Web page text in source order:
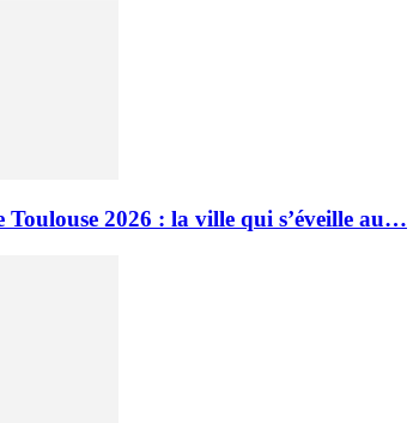
2026 : la ville qui s’éveille au…